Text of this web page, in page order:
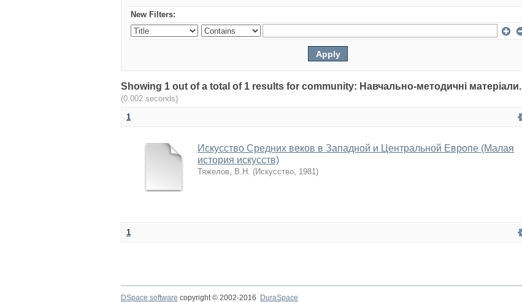
New Filters:
Showing 1 out of a total of 1 results for community: Навчально-методичні матеріали.
(0.002 seconds)
1
Искусство Средних веков в Западной и Центральной Европе (Малая
история искусств)
Тяжелов, В.Н. (Искусство, 1981)
1
DSpace software copyright © 2002-2016 DuraSpace